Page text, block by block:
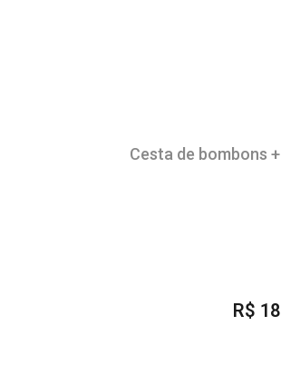
Cesta de bombons
R$